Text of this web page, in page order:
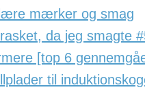
mærker og smag
da jeg smagte
[top 6
til